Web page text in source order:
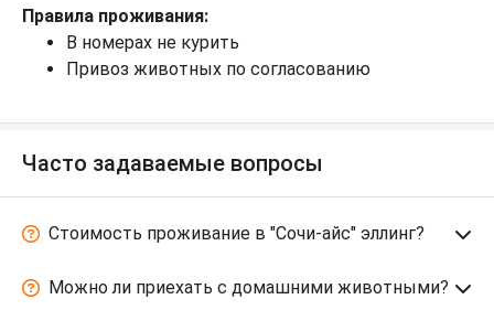
Правила проживания:
В номерах не курить
Привоз животных по согласованию
Часто задаваемые вопросы
Стоимость проживание в "Сочи-айс" эллинг?
Можно ли приехать с домашними животными?